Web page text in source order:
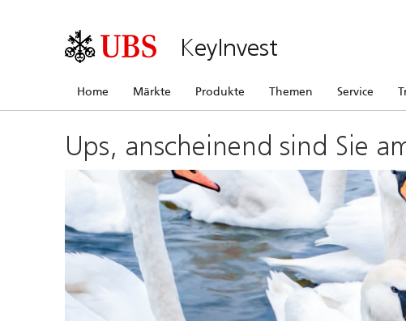
KeyInvest
Home Märkte Produkte Themen Service
Ups, anscheinend sind Sie